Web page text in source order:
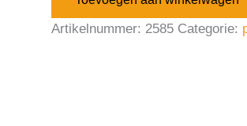
Artikelnummer: 2585 Categorie: